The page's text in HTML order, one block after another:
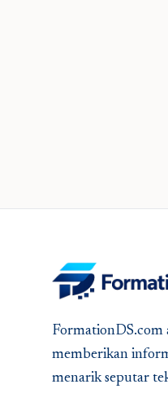
FormationDS.com
memberikan
menarik seputar